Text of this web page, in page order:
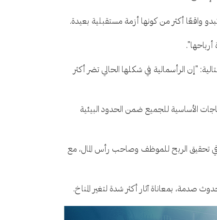
عام 2020، وافق 57% من المشاركين على العبارة التالية: "إن الرأسمالية في شكلها الحالي تضر أكثر
الأساسية للجميع ضمن الحدود البيئية
في تحقيق الربح للموظف وصاحب رأس المال، مع
صدمة، بمعاناة آثار أكثر شدة لتغير المناخ.